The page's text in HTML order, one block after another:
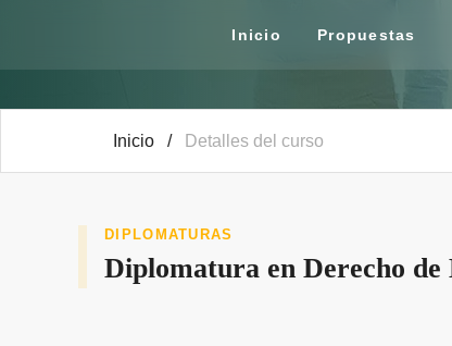
Inicio Propuestas
Inicio / Detalles del curso
DIPLOMATURAS
Diplomatura en Derecho de